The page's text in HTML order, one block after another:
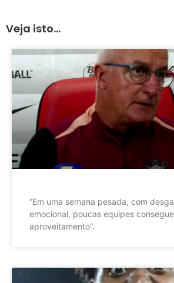
Veja isto...
”Em uma semana pesada, com
emocional, poucas equipes
aproveitamento”.